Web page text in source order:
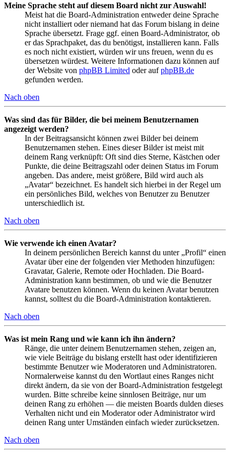
Meine Sprache steht auf diesem Board nicht zur Auswahl!
Meist hat die Board-Administration entweder deine Sprache
nicht installiert oder niemand hat das Forum bislang in deine
Sprache übersetzt. Frage ggf. einen Board-Administrator, ob
er das Sprachpaket, das du benötigst, installieren kann. Falls
es noch nicht existiert, würden wir uns freuen, wenn du es
übersetzen würdest. Weitere Informationen dazu können auf
der Website von phpBB Limited oder aufphpBB.de
gefunden werden.
Nach oben
Was sind das für Bilder, die bei meinem Benutzernamen
angezeigt werden?
In der Beitragsansicht können zwei Bilder bei deinem
Benutzernamen stehen. Eines dieser Bilder ist meist mit
deinem Rang verknüpft: Oft sind dies Sterne, Kästchen oder
Punkte, die deine Beitragszahl oder deinen Status im Forum
angeben. Das andere, meist größere, Bild wird auch als
„Avatar“ bezeichnet. Es handelt sich hierbei in der Regel um
ein persönliches Bild, welches von Benutzer zu Benutzer
unterschiedlich ist.
Nach oben
Wie verwende ich einen Avatar?
In deinem persönlichen Bereich kannst du unter „Profil“ einen
Avatar über eine der folgenden vier Methoden hinzufügen:
Gravatar, Galerie, Remote oder Hochladen. Die Board-
Administration kann bestimmen, ob und wie die Benutzer
Avatare benutzen können. Wenn du keinen Avatar benutzen
kannst, solltest du die Board-Administration kontaktieren.
Nach oben
Was ist mein Rang und wie kann ich ihn ändern?
Ränge, die unter deinem Benutzernamen stehen, zeigen an,
wie viele Beiträge du bislang erstellt hast oder identifizieren
bestimmte Benutzer wie Moderatoren und Administratoren.
Normalerweise kannst du den Wortlaut eines Ranges nicht
direkt ändern, da sie von der Board-Administration festgelegt
wurden. Bitte schreibe keine sinnlosen Beiträge, nur um
deinen Rang zu erhöhen — die meisten Boards dulden dieses
Verhalten nicht und ein Moderator oder Administrator wird
deinen Rang unter Umständen einfach wieder zurücksetzen.
Nach oben